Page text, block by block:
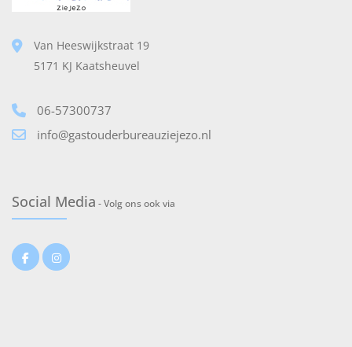
Van Heeswijkstraat 19
5171 KJ Kaatsheuvel
06-57300737
info@gastouderbureauziejezo.nl
Social Media - Volg ons ook via